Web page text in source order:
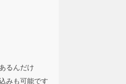
るんだけ
みも可能です